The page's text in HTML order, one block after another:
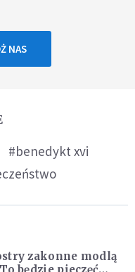
NAS
#benedykt xvi
zakonne modlą